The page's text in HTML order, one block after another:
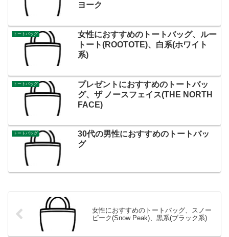
ヨーク
トートバッグ
女性におすすめのトートバッグ、ルー
トート(ROOTOTE)、白系(ホワイト
系)
トートバッグ
プレゼントにおすすめのトートバッ
グ、ザ ノースフェイス(THE NORTH
FACE)
トートバッグ
30代の男性におすすめのトートバッ
グ
女性におすすめのトートバッグ、スノー
ピーク(Snow Peak)、黒系(ブラック系)